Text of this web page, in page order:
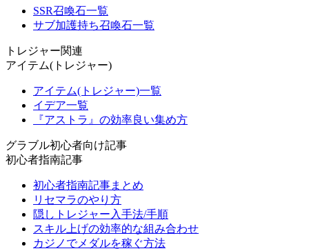
SSR召喚石一覧
サブ加護持ち召喚石一覧
トレジャー関連
アイテム(トレジャー)
アイテム(トレジャー)一覧
イデア一覧
『アストラ』の効率良い集め方
グラブル初心者向け記事
初心者指南記事
初心者指南記事まとめ
リセマラのやり方
隠しトレジャー入手法/手順
スキル上げの効率的な組み合わせ
カジノでメダルを稼ぐ方法